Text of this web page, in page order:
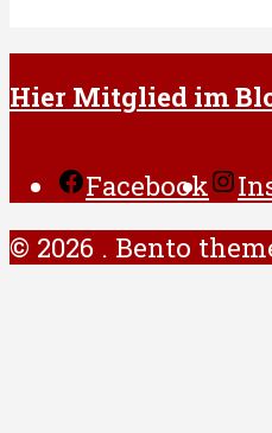
Hier Mitglied im
Facebook
© 2026 . Bento